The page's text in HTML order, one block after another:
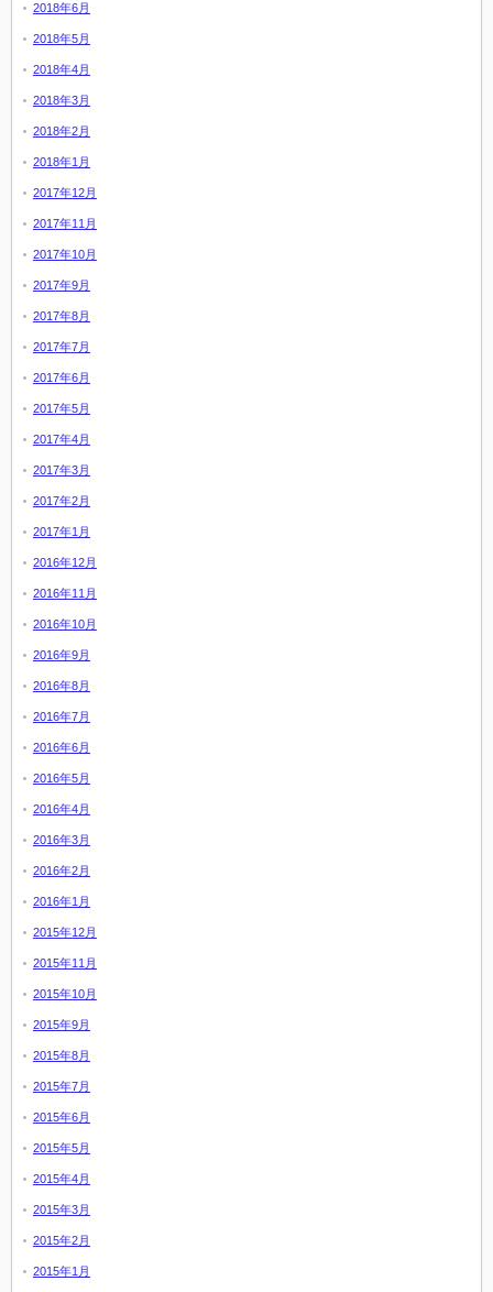
2018年6月
2018年5月
2018年4月
2018年3月
2018年2月
2018年1月
2017年12月
2017年11月
2017年10月
2017年9月
2017年8月
2017年7月
2017年6月
2017年5月
2017年4月
2017年3月
2017年2月
2017年1月
2016年12月
2016年11月
2016年10月
2016年9月
2016年8月
2016年7月
2016年6月
2016年5月
2016年4月
2016年3月
2016年2月
2016年1月
2015年12月
2015年11月
2015年10月
2015年9月
2015年8月
2015年7月
2015年6月
2015年5月
2015年4月
2015年3月
2015年2月
2015年1月